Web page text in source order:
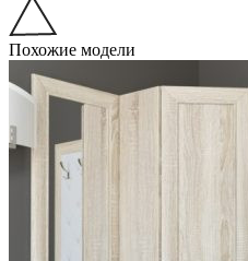
Похожие модели